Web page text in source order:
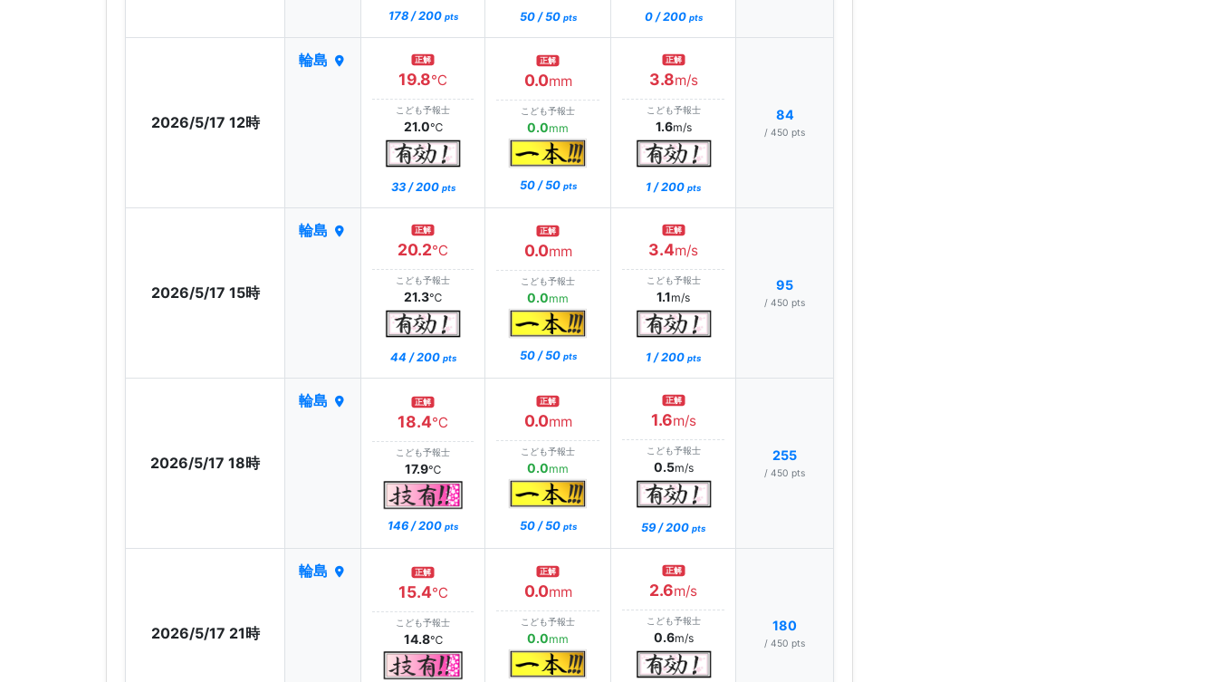
178 / 200 pts 50 / 50 pts 0 / 200 pts
2026/5/17 12時
輪島 正解
19.8℃
こども予報士
21.0℃
33 / 200 pts
正解
0.0mm
こども予報士
0.0mm
50 / 50 pts
正解
3.8m/s
こども予報士
1.6m/s
1 / 200 pts
84
/ 450 pts
2026/5/17 15時
輪島 正解
20.2℃
こども予報士
21.3℃
44 / 200 pts
正解
0.0mm
こども予報士
0.0mm
50 / 50 pts
正解
3.4m/s
こども予報士
1.1m/s
1 / 200 pts
95
/ 450 pts
2026/5/17 18時
輪島 正解
18.4℃
こども予報士
17.9℃
146 / 200 pts
正解
0.0mm
こども予報士
0.0mm
50 / 50 pts
正解
1.6m/s
こども予報士
0.5m/s
59 / 200 pts
255
/ 450 pts
2026/5/17 21時
輪島 正解
15.4℃
こども予報士
14.8℃
正解
0.0mm
こども予報士
0.0mm
正解
2.6m/s
こども予報士
0.6m/s
180
/ 450 pts